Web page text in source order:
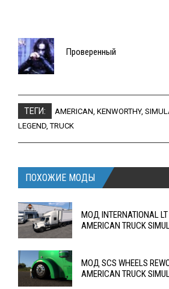
Проверенный
ТЕГИ: AMERICAN, KENWORTHY,
LEGEND,TRUCK
ПОХОЖИЕ МОДЫ
МОД INTERNATIONAL
AMERICAN TRUCK
МОД SCS WHEELS
AMERICAN TRUCK